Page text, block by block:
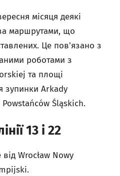
місяця деякі
маршрутами, що
Це пов'язано з
роботами з
та площі
зупинки Arkady
Śląskich.
13 і 22
від Wrocław Nowy